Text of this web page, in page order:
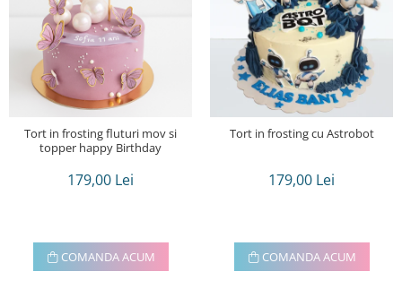
Tort in frosting fluturi mov si
topper happy Birthday
179,00 Lei
COMANDA ACUM
Tort in frosting cu Astrobot
179,00 Lei
COMANDA ACUM